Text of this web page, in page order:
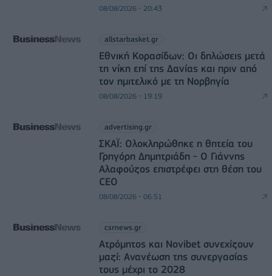
08/08/2026 - 20:43
allstarbasket.gr
Εθνική Κορασίδων: Οι δηλώσεις μετά
τη νίκη επί της Δανίας και πριν από
τον ημιτελικό με τη Νορβηγία
08/08/2026 - 19:19
advertising.gr
ΣΚΑΪ: Ολοκληρώθηκε η θητεία του
Γρηγόρη Δημητριάδη - Ο Γιάννης
Αλαφούζος επιστρέφει στη θέση του
CEO
08/08/2026 - 06:51
csrnews.gr
Ατρόμητος και Novibet συνεχίζουν
μαζί: Ανανέωση της συνεργασίας
τους μέχρι το 2028